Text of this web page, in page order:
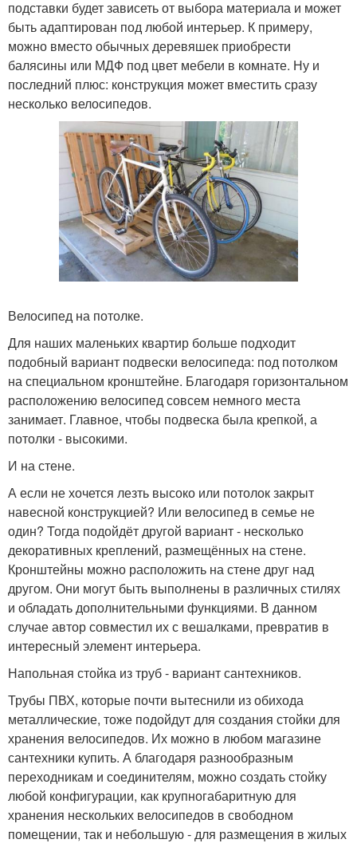
подставки будет зависеть от выбора материала и может
быть адаптирован под любой интерьер. К примеру,
можно вместо обычных деревяшек приобрести
балясины или МДФ под цвет мебели в комнате. Ну и
последний плюс: конструкция может вместить сразу
несколько велосипедов.
Велосипед на потолке.
Для наших маленьких квартир больше подходит
подобный вариант подвески велосипеда: под потолком
на специальном кронштейне. Благодаря горизонтальном
расположению велосипед совсем немного места
занимает. Главное, чтобы подвеска была крепкой, а
потолки - высокими.
И на стене.
А если не хочется лезть высоко или потолок закрыт
навесной конструкцией? Или велосипед в семье не
один? Тогда подойдёт другой вариант - несколько
декоративных креплений, размещённых на стене.
Кронштейны можно расположить на стене друг над
другом. Они могут быть выполнены в различных стилях
и обладать дополнительными функциями. В данном
случае автор совместил их с вешалками, превратив в
интересный элемент интерьера.
Напольная стойка из труб - вариант сантехников.
Трубы ПВХ, которые почти вытеснили из обихода
металлические, тоже подойдут для создания стойки для
хранения велосипедов. Их можно в любом магазине
сантехники купить. А благодаря разнообразным
переходникам и соединителям, можно создать стойку
любой конфигурации, как крупногабаритную для
хранения нескольких велосипедов в свободном
помещении, так и небольшую - для размещения в жилых